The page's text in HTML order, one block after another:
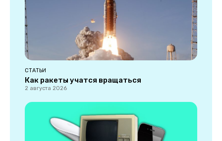
СТАТЬИ
Как ракеты учатся вращаться
2 августа 2026